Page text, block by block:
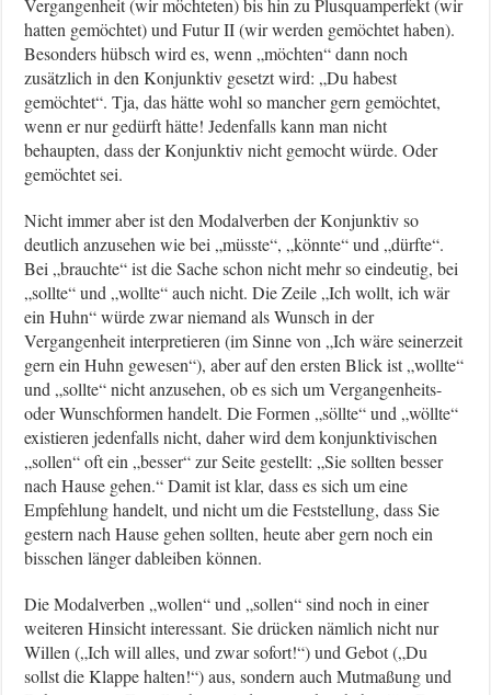
Vergangenheit (wir möchteten) bis hin zu Plusquamperfekt (wir
hatten gemöchtet) und Futur II (wir werden gemöchtet haben).
Besonders hübsch wird es, wenn „möchten“ dann noch
zusätzlich in den Konjunktiv gesetzt wird: „Du habest
gemöchtet“. Tja, das hätte wohl so mancher gern gemöchtet,
wenn er nur gedürft hätte! Jedenfalls kann man nicht
behaupten, dass der Konjunktiv nicht gemocht würde. Oder
gemöchtet sei.
Nicht immer aber ist den Modalverben der Konjunktiv so
deutlich anzusehen wie bei „müsste“, „könnte“ und „dürfte“.
Bei „brauchte“ ist die Sache schon nicht mehr so eindeutig, bei
„sollte“ und „wollte“ auch nicht. Die Zeile „Ich wollt, ich wär
ein Huhn“ würde zwar niemand als Wunsch in der
Vergangenheit interpretieren (im Sinne von „Ich wäre seinerzeit
gern ein Huhn gewesen“), aber auf den ersten Blick ist „wollte“
und „sollte“ nicht anzusehen, ob es sich um Vergangenheits-
oder Wunschformen handelt. Die Formen „söllte“ und „wöllte“
existieren jedenfalls nicht, daher wird dem konjunktivischen
„sollen“ oft ein „besser“ zur Seite gestellt: „Sie sollten besser
nach Hause gehen.“ Damit ist klar, dass es sich um eine
Empfehlung handelt, und nicht um die Feststellung, dass Sie
gestern nach Hause gehen sollten, heute aber gern noch ein
bisschen länger dableiben können.
Die Modalverben „wollen“ und „sollen“ sind noch in einer
weiteren Hinsicht interessant. Sie drücken nämlich nicht nur
Willen („Ich will alles, und zwar sofort!“) und Gebot („Du
sollst die Klappe halten!“) aus, sondern auch Mutmaßung und